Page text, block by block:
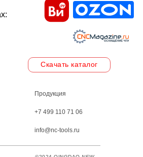
+7 499 110 71 06
info@nc-tools.ru
Скачать каталог
Продукция